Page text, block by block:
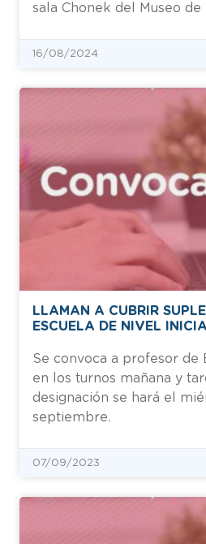
sala Chonek del Museo de
16/08/2024
LLAMAN A CUBRIR
ESCUELA DE NIVEL
Se convoca a profesor de
en los turnos mañana y
designación se hará el
septiembre.
07/09/2023